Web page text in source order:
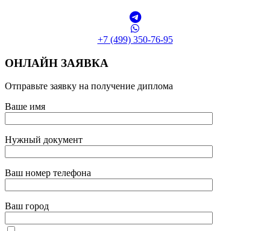
+7 (499) 350-76-95
ОНЛАЙН ЗАЯВКА
Отправьте заявку на получение диплома
Ваше имя
Нужный документ
Ваш номер телефона
Ваш город